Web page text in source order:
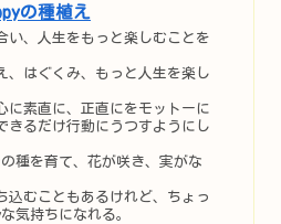
の種植え
い、人生をもっと楽しむことを
、はぐくみ、もっと人生を楽し
に素直に、正直にをモットーに
きるだけ行動にうつすようにし
種を育て、花が咲き、実がな
込むこともあるけれど、ちょっ
気持ちになれる。